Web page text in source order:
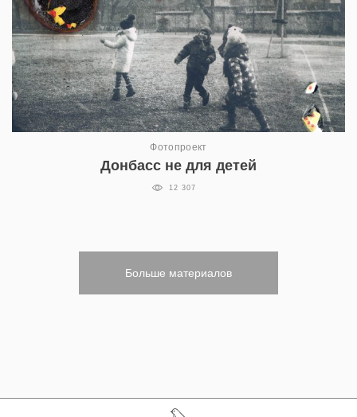
Фотопроект
Донбасс не для детей
12 307
Больше материалов